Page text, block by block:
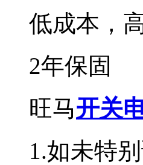
低成本，
2年保固
旺马开关
1.如未特